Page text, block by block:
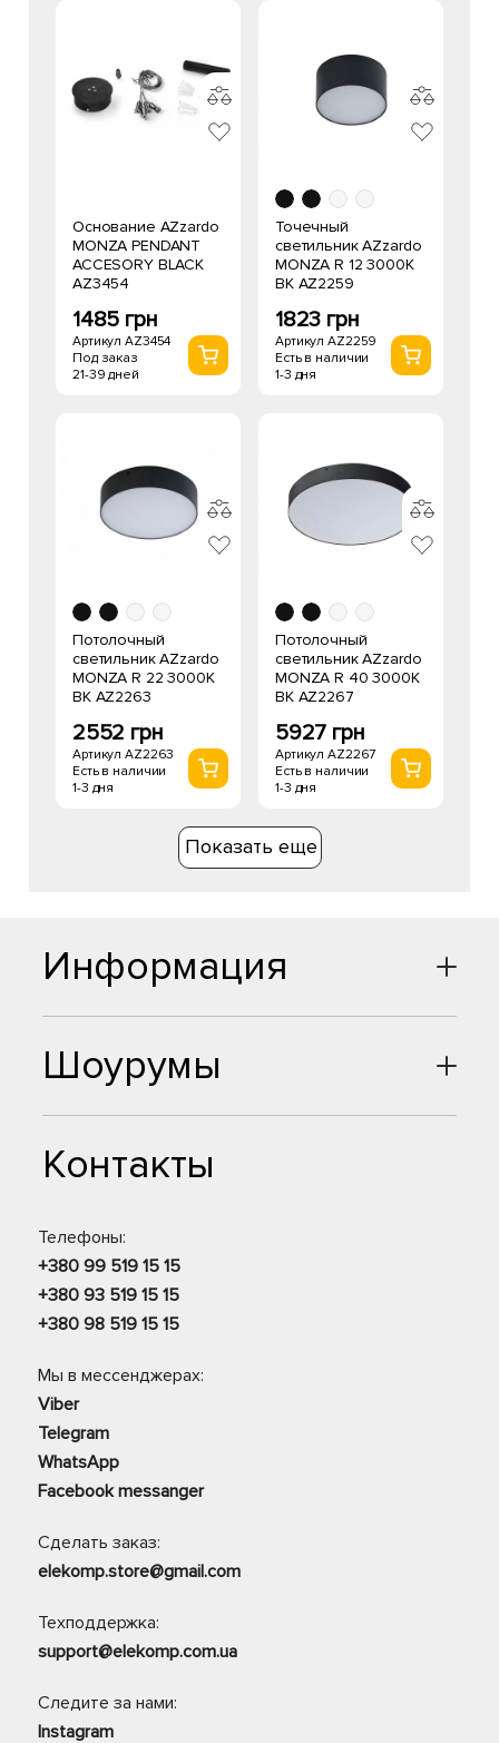
Основание AZzardo
MONZA PENDANT
ACCESORY BLACK
AZ3454
1485 грн
Артикул AZ3454
Под заказ
21-39 дней
Точечный
светильник AZzardo
MONZA R 12 3000K
BK AZ2259
1823 грн
Артикул AZ2259
Есть в наличии
1-3 дня
Потолочный
светильник AZzardo
MONZA R 22 3000K
BK AZ2263
2552 грн
Артикул AZ2263
Есть в наличии
1-3 дня
Потолочный
светильник AZzardo
MONZA R 40 3000K
BK AZ2267
5927 грн
Артикул AZ2267
Есть в наличии
1-3 дня
Показать еще
Шоурумы
Контакты
Телефоны:
+380 99 519 15 15
+380 93 519 15 15
+380 98 519 15 15
Мы в мессенджерах:
Viber
Telegram
WhatsApp
Facebook messanger
Сделать заказ:
elekomp.store@gmail.com
Техподдержка:
support@elekomp.com.ua
Следите за нами:
Instagram
Информация